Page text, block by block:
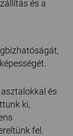
és a
és
ki,
fel.